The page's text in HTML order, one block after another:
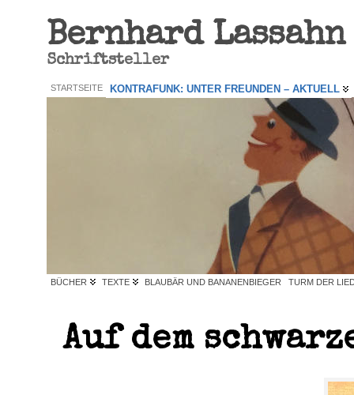
Bernhard Lassahn
Schriftsteller
STARTSEITE KONTRAFUNK: UNTER FREUNDEN – AKTUELL
BÜCHER TEXTE BLAUBÄR UND BANANENBIEGER TURM DER
Auf dem